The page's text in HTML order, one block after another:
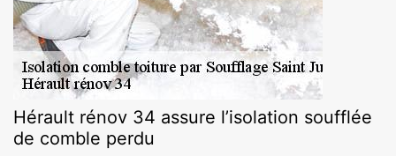
Hérault rénov 34 assure l’isolation soufflée
de comble perdu